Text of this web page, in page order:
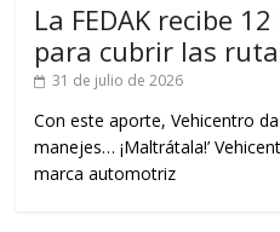
La FEDAK recibe
para cubrir las
31 de julio de 2026
Con este aporte, Vehicentro
manejes… ¡Maltrátala!’
marca automotriz